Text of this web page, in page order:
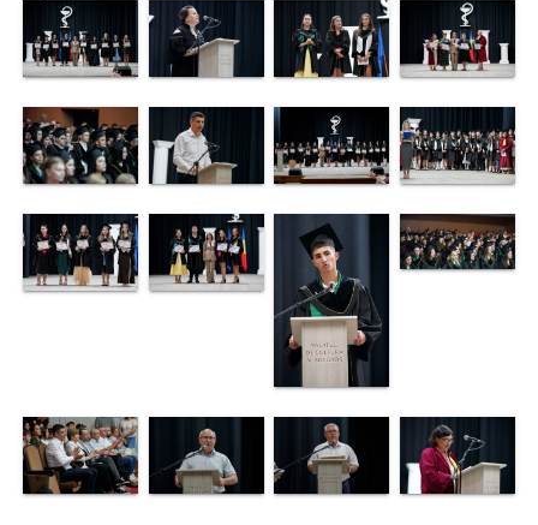
Secția
educație
Catedre
Discipline de
specialitate
Nr.1
Nr2
Discipline